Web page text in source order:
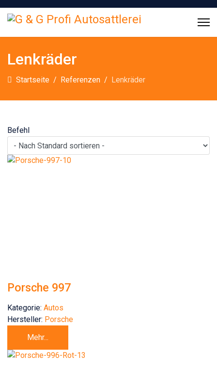
Lenkräder
Startseite Referenzen Lenkräder
Befehl
Porsche 997
Kategorie: Autos
Hersteller: Porsche
Mehr...
Vorgestellt